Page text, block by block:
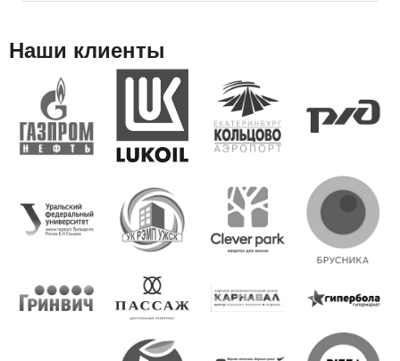
Наши клиенты